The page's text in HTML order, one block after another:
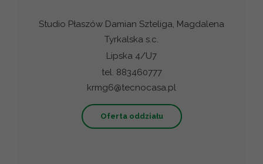
Studio Płaszów Damian Szteliga, Magdalena
Tyrkalska s.c.
Lipska 4/U7
tel. 883460777
krmg6@tecnocasa.pl
Oferta oddziału